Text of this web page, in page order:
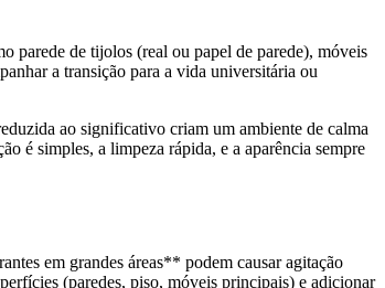
parede de tijolos (real ou papel de parede), móveis
a transição para a vida universitária ou
ao significativo criam um ambiente de calma
é simples, a limpeza rápida, e a aparência sempre
em grandes áreas** podem causar agitação
(paredes, piso, móveis principais) e adicionar